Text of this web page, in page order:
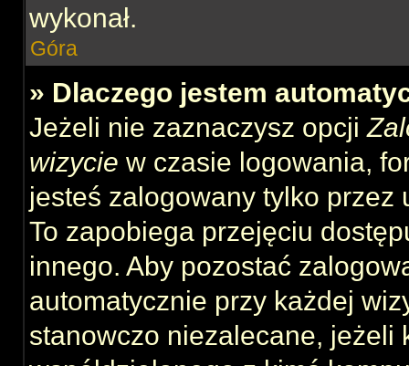
wykonał.
Góra
» Dlaczego jestem
Jeżeli nie zaznaczysz opcji
wizycie w czasie logowania,
jesteś zalogowany tylko
To zapobiega przejęciu
innego. Aby pozostać
automatycznie przy każdej
stanowczo niezalecane, jeżeli